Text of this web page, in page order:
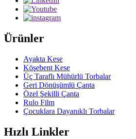
Ürünler
Ayakta Kese
Köşebent Kese
Üç Taraflı Mühürlü Torbalar
Geri Dönüşümlü Çanta
Özel Şekilli Çanta
Rulo Film
Çocuklara Dayanıklı Torbalar
Hızlı Linkler